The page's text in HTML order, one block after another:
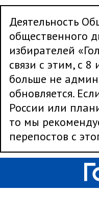
Деятельность
общественного
избирателей
связи с этим, с
больше не
обновляется.
России или
то мы
перепостов с